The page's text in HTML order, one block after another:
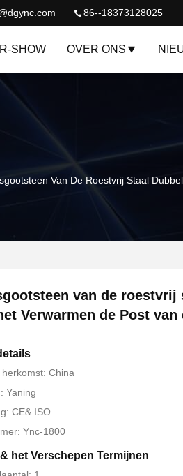
86--18373128025
SHOW OVER ONS
Van De Roestvrij Staal
van de roestvrij
Verwarmen de Post
herkomst: China
Yaning
CE& ISO
Ync-1800
het Verschepen Termijnen